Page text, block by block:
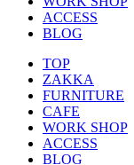
ACCESS
BLOG
TOP
ZAKKA
FURNITURE
CAFE
WORK SHOP
ACCESS
BLOG